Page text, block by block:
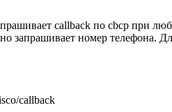
callback по cbcp при
запрашивает номер телефона.
callback